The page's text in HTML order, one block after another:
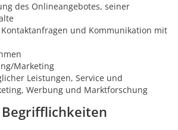
des Onlineangebotes, seiner
und Kommunikation mit
Marketing
Leistungen, Service und
Werbung und Marktforschung